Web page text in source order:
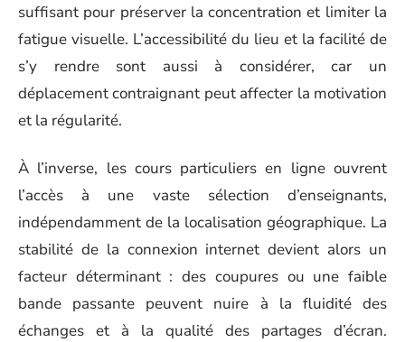
suffisant pour préserver la concentration et limiter la
fatigue visuelle. L’accessibilité du lieu et la facilité de
s’y rendre sont aussi à considérer, car un
déplacement contraignant peut affecter la motivation
et la régularité.
À l’inverse, les cours particuliers en ligne ouvrent
l’accès à une vaste sélection d’enseignants,
indépendamment de la localisation géographique. La
stabilité de la connexion internet devient alors un
facteur déterminant : des coupures ou une faible
bande passante peuvent nuire à la fluidité des
échanges et à la qualité des partages d’écran.